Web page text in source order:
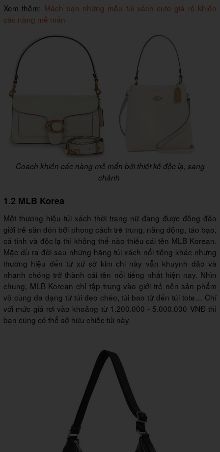
Xem thêm: Mách bạn những mẫu túi xách cute giá rẻ khiến
các nàng mê mẩn
Coach khiến các nàng mê mẩn bởi thiết kế độc lạ, sang
chảnh
1.2 MLB Korea
Một thương hiệu túi xách thời trang nữ đang được đông đảo
giới trẻ săn đón bởi phong cách trẻ trung, năng động, táo bạo,
cá tính và độc lạ thì không thể nào thiếu cái tên MLB Korean.
Mặc dù ra đời sau những hãng túi xách nổi tiếng khác nhưng
thương hiệu đến từ xứ sở kim chi này vẫn khuynh đảo và
nhanh chóng trở thành cái tên nổi tiếng nhất hiện nay. Nhìn
chung, MLB Korean chỉ tập trung vào giới trẻ nên sản phẩm
vô cùng đa dạng từ túi đeo chéo, túi bao tử đến túi tote… Chỉ
với mức giá rơi vào khoảng từ 1.200.000 - 5.000.000 VNĐ thì
bạn cũng có thể sở hữu chiếc túi này.